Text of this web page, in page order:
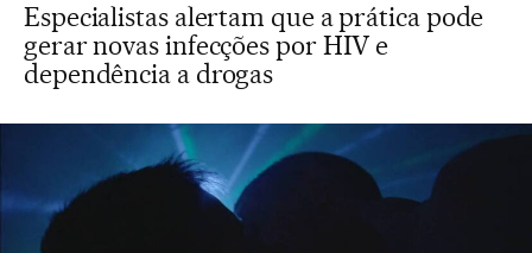
Especialistas alertam que a prática pode
gerar novas infecções por HIV e
dependência a drogas